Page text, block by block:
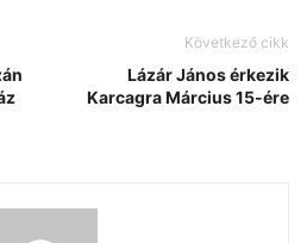
Következő cikk
Lázár János érkezik
Karcagra Március 15-ére